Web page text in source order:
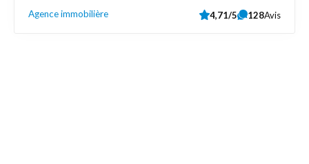
Agence immobilière 4,71/5 128Avis